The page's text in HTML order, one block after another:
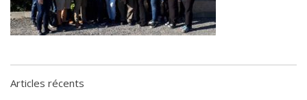
de solidarité
Futurpreneur
Beauce
Articles récents